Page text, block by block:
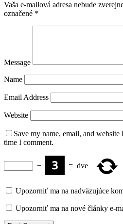
Vaša e-mailová adresa nebude
označené *
Message
Name
Email Address
Website
Save my name, email, and
time I comment.
− = dve
Upozorniť ma na nadväzujúce
Upozorniť ma na nové články e-